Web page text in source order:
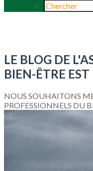
LE BLOG DE
BIEN-ÊTRE
NOUS SOUHAITONS
PROFESSIONNELS DU